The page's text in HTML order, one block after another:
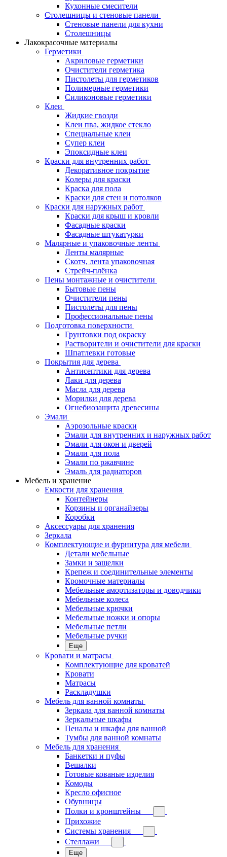
Кухонные смесители
Столешницы и стеновые панели
Стеновые панели для кухни
Столешницы
Лакокрасочные материалы
Герметики
Акриловые герметики
Очистители герметика
Пистолеты для герметиков
Полимерные герметики
Силиконовые герметики
Клеи
Жидкие гвозди
Клеи пва, жидкое стекло
Специальные клеи
Супер клеи
Эпоксидные клеи
Краски для внутренних работ
Декоративное покрытие
Колеры для краски
Краска для пола
Краски для стен и потолков
Краски для наружных работ
Краски для крыш и кровли
Фасадные краски
Фасадные штукатурки
Малярные и упаковочные ленты
Ленты малярные
Скотч, лента упаковочная
Стрейч-плёнка
Пены монтажные и очистители
Бытовые пены
Очистители пены
Пистолеты для пены
Профессиональные пены
Подготовка поверхности
Грунтовки под окраску
Растворители и очистители для краски
Шпатлевки готовые
Покрытия для дерева
Антисептики для дерева
Лаки для дерева
Масла для дерева
Морилки для дерева
Огнебиозащита древесины
Эмали
Аэрозольные краски
Эмали для внутренних и наружных работ
Эмали для окон и дверей
Эмали для пола
Эмали по ржавчине
Эмаль для радиаторов
Мебель и хранение
Емкости для хранения
Контейнеры
Корзины и органайзеры
Коробки
Аксессуары для хранения
Зеркала
Комплектующие и фурнитура для мебели
Детали мебельные
Замки и защелки
Крепеж и соединительные элементы
Кромочные материалы
Мебельные амортизаторы и доводчики
Мебельные колеса
Мебельные крючки
Мебельные ножки и опоры
Мебельные петли
Мебельные ручки
Еще
Кровати и матрасы
Комплектующие для кроватей
Кровати
Матрасы
Раскладушки
Мебель для ванной комнаты
Зеркала для ванной комнаты
Зеркальные шкафы
Пеналы и шкафы для ванной
Тумбы для ванной комнаты
Мебель для хранения
Банкетки и пуфы
Вешалки
Готовые кованые изделия
Комоды
Кресло офисное
Обувницы
Полки и кронштейны
Прихожие
Системы хранения
Стеллажи
Еще